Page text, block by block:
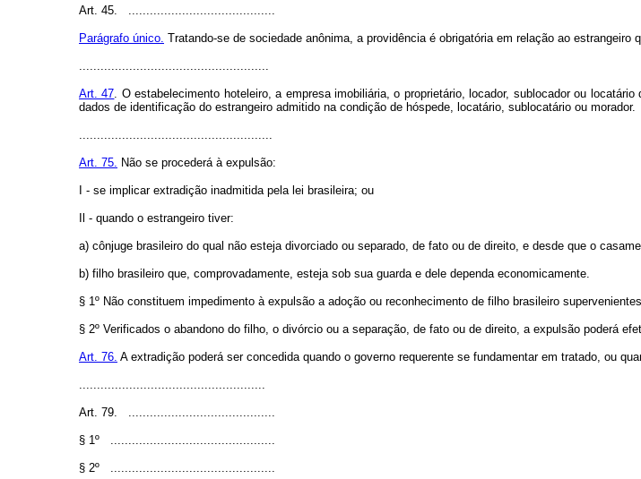
Art. 45. .........................................
Parágrafo único. Tratando-se de sociedade anônima, a providência é obrigatória em relação ao
.....................................................
Art. 47. O estabelecimento hoteleiro, a empresa imobiliária, o proprietário, locador, sublocador ou
dados de identificação do estrangeiro admitido na condição de hóspede, locatário, sublocatário ou morador.
......................................................
Art. 75. Não se procederá à expulsão:
I - se implicar extradição inadmitida pela lei brasileira; ou
Il - quando o estrangeiro tiver:
a) cônjuge brasileiro do qual não esteja divorciado ou separado, de fato ou de direito, e desde que o
b) filho brasileiro que, comprovadamente, esteja sob sua guarda e dele dependa economicamente.
§ 1º Não constituem impedimento à expulsão a adoção ou reconhecimento de filho brasileiro
§ 2º Verificados o abandono do filho, o divórcio ou a separação, de fato ou de direito, a expulsão poderá
Art. 76. A extradição poderá ser concedida quando o governo requerente se fundamentar em tratado, ou
....................................................
Art. 79. .........................................
§ 1º ..............................................
§ 2º ..............................................